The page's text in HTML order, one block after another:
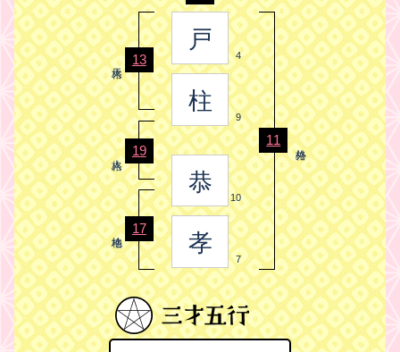
戸
4
柱
9
13
19
恭
10
孝
7
17
11